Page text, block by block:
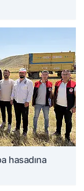
hasadına